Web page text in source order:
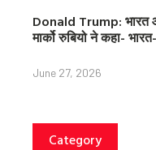
Donald Trump: भारत
मार्को रुबियो ने कहा-
June 27, 2026
Category